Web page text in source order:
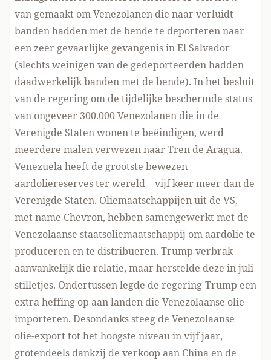
van gemaakt om Venezolanen die naar verluidt
banden hadden met de bende te deporteren naar
een zeer gevaarlijke gevangenis in El Salvador
(slechts weinigen van de gedeporteerden hadden
daadwerkelijk banden met de bende). In het besluit
van de regering om de tijdelijke beschermde status
van ongeveer 300.000 Venezolanen die in de
Verenigde Staten wonen te beëindigen, werd
meerdere malen verwezennaar Tren de Aragua.
Venezuela heeft de grootste bewezen
aardoliereserves ter wereld –vijf keer meer dan de
Verenigde Staten. Oliemaatschappijen uit de VS,
met name Chevron, hebben samengewerkt met de
Venezolaanse staatsoliemaatschappij om aardolie te
produceren en te distribueren. Trump verbrak
aanvankelijk die relatie, maar herstelde deze in juli
stilletjes. Ondertussen legde de regering-Trump een
extra heffing op aan landen die Venezolaanse olie
importeren. Desondankssteeg de Venezolaanse
olie-export tot het hoogste niveau in vijf jaar,
grotendeels dankzij de verkoop aan China en de